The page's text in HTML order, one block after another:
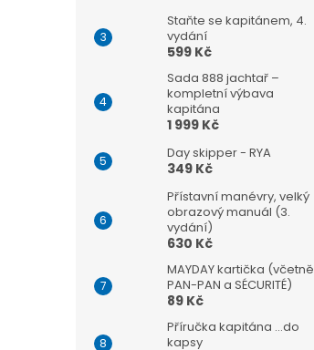
Staňte se kapitánem, 4.
vydání
599 Kč
Sada 888 jachtař –
kompletní výbava
kapitána
1 999 Kč
Day skipper - RYA
349 Kč
Přístavní manévry, velký
obrazový manuál (3.
vydání)
630 Kč
MAYDAY kartička (včetně
PAN-PAN a SÉCURITÉ)
89 Kč
Příručka kapitána ...do
kapsy